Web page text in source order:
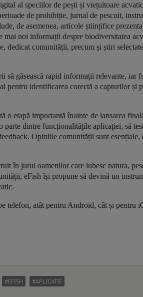
al speciilor de pești și viețuitoare
de prohibiție, jurnal de pescuit,
de asemenea, articole științifice
noi informații despre biodiversitatea
dedicat comunității, precum și știri
să găsească rapid informații relevante, iar
pentru identificarea corectă a capturilor și
o etapă importantă înainte de lansarea
dintre funcționalitățile aplicației, să
Opiniile comunității sunt
în jurul oamenilor care iubesc natura,
eFish își propune să devină un
telefon, atât pentru Android, cât și pentru
EFISH APLICATIE